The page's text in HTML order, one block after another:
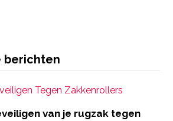
berichten
van je rugzak tegen